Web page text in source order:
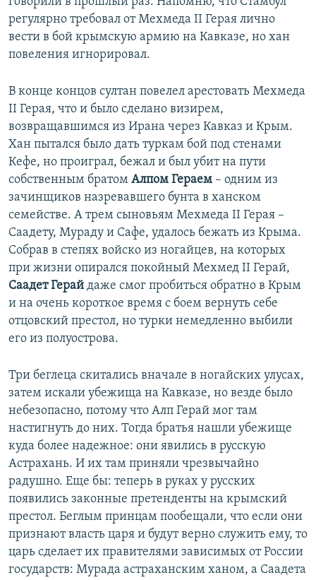
регулярно требовал от Мехмеда II Герая лично
вести в бой крымскую армию на Кавказе, но хан
повеления игнорировал.
В конце концов султан повелел арестовать Мехмеда
II Герая, что и было сделано визирем,
возвращавшимся из Ирана через Кавказ и Крым.
Хан пытался было дать туркам бой под стенами
Кефе, но проиграл, бежал и был убит на пути
собственным братом Алпом Гераем – одним из
зачинщиков назревавшего бунта в ханском
семействе. А трем сыновьям Мехмеда II Герая –
Саадету, Мураду и Сафе, удалось бежать из Крыма.
Собрав в степях войско из ногайцев, на которых
при жизни опирался покойный Мехмед II Герай,
Саадет Герай даже смог пробиться обратно в Крым
и на очень короткое время с боем вернуть себе
отцовский престол, но турки немедленно выбили
его из полуострова.
Три беглеца скитались вначале в ногайских улусах,
затем искали убежища на Кавказе, но везде было
небезопасно, потому что Алп Герай мог там
настигнуть до них. Тогда братья нашли убежище
куда более надежное: они явились в русскую
Астрахань. И их там приняли чрезвычайно
радушно. Еще бы: теперь в руках у русских
появились законные претенденты на крымский
престол. Беглым принцам пообещали, что если они
признают власть царя и будут верно служить ему, то
царь сделает их правителями зависимых от России
государств: Мурада астраханским ханом, а Саадета